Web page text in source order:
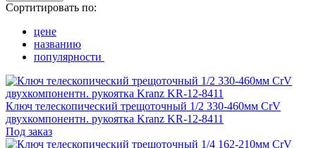
Сортитировать по:
цене
названию
популярности
Ключ телескопический трещоточный 1/2 330-460мм CrV
двухкомпонентн. рукоятка Kranz KR-12-8411
Под заказ